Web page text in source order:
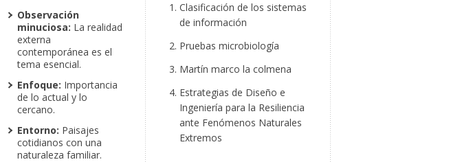
Observación
minuciosa: La realidad
externa
contemporánea es el
tema esencial.
Enfoque: Importancia
de lo actual y lo
cercano.
Entorno: Paisajes
cotidianos con una
naturaleza familiar.
Clasificación de los sistemas
de información
Pruebas microbiología
Martín marco la colmena
Estrategias de Diseño e
Ingeniería para la Resiliencia
ante Fenómenos Naturales
Extremos